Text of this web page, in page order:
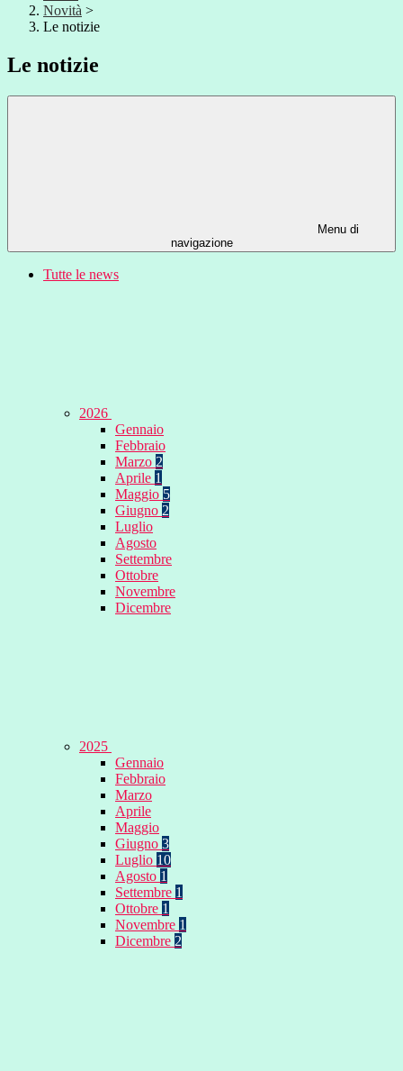
Novità >
Le notizie
Le notizie
Menu di
navigazione
Tutte le news
2026
Gennaio
Febbraio
Marzo 2
Aprile 1
Maggio 5
Giugno 2
Luglio
Agosto
Settembre
Ottobre
Novembre
Dicembre
2025
Gennaio
Febbraio
Marzo
Aprile
Maggio
Giugno 3
Luglio 10
Agosto 1
Settembre 1
Ottobre 1
Novembre 1
Dicembre 2